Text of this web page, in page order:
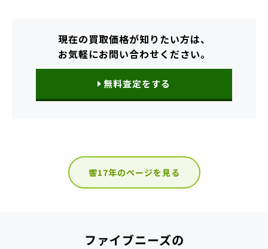
現在の買取価格が知りたい方は、
お気軽にお問い合わせください。
無料査定をする
響17年のページを見る
ファイブニーズの